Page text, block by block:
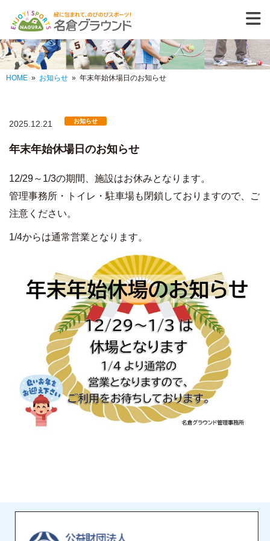
HOME » お知らせ » 年末年始休場日のお知らせ
2025.12.21 お知らせ
年末年始休場日のお知らせ
12/29～1/3の期間、施設はお休みとなります。
管理事務所・トイレ・駐車場も閉鎖しておりますので、ご
注意ください。
1/4からは通常営業となります。